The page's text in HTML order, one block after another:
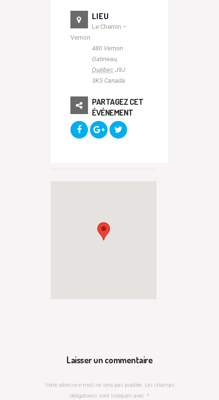
LIEU
Le Chemin –
Vernon
480 Vernon
Gatineau,
Québec J9J
3K5 Canada
PARTAGEZ CET
ÉVÉNEMENT
Laisser un commentaire
Votre adresse e-mail ne sera pas publiée. Les champs
obligatoires sont indiqués avec *